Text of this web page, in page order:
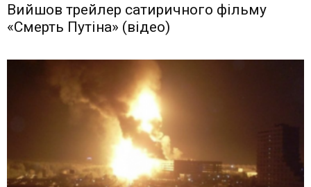
Вийшов трейлер сатиричного фільму
«Смерть Путіна» (відео)